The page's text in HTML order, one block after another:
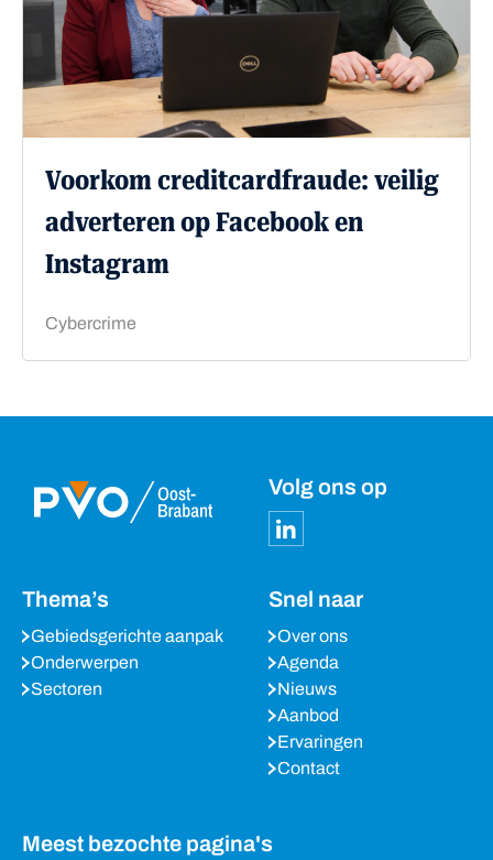
Voorkom creditcardfraude: veilig
adverteren op Facebook en
Instagram
Cybercrime
Volg ons op
Thema’s
Gebiedsgerichte aanpak
Onderwerpen
Sectoren
Snel naar
Over ons
Agenda
Nieuws
Aanbod
Ervaringen
Contact
Meest bezochte pagina's